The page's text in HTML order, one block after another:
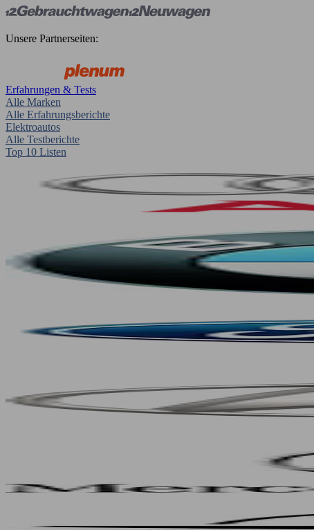
Unsere Partnerseiten:
Erfahrungen & Tests
Alle Marken
Alle Erfahrungsberichte
Elektroautos
Alle Testberichte
Top 10 Listen